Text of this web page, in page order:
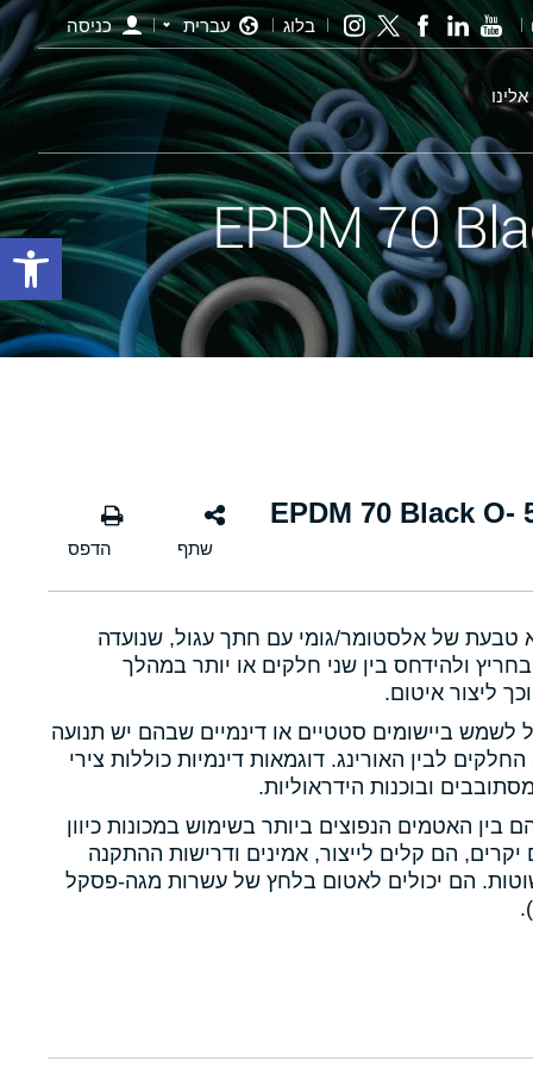
בלוג עברית כניסה
אורינג שחור - 343.00×5.00 EPDM 70 Black O-
טבעת של אלסטומר/גומי עם חתך עגול, שנועדה
ולהידחס בין שני חלקים או יותר במהלך
ליצור איטום.
לשמש ביישומים סטטיים או דינמיים שבהם יש תנועה
החלקים לבין האורינג. דוגמאות דינמיות כוללות צירי
ובוכנות הידראוליות.
בין האטמים הנפוצים ביותר בשימוש במכונות כיוון
הם קלים לייצור, אמינים ודרישות ההתקנה
הם יכולים לאטום בלחץ של עשרות מגה-פסקל
פתח